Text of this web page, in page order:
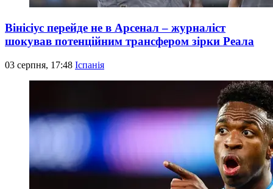
Вінісіус перейде не в Арсенал – журналіст
шокував потенційним трансфером зірки Реала
03 серпня, 17:48 Іспанія